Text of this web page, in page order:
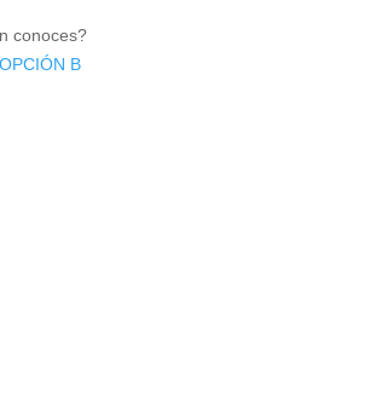
conoces?
OPCIÓN B